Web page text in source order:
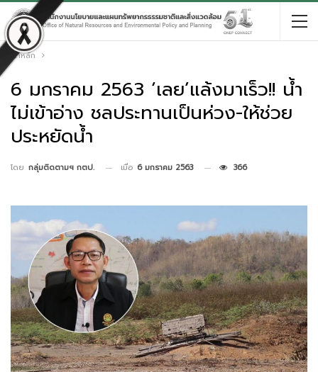
หน้าหลัก
6 มกราคม 2563 ‘เลย’แล้งมาเร็ว!! น้ำ
ไม่เข้าอ่าง ชลประทานเป็นห่วง-ให้ช่วย
ประหยัดน้ำ
โดย กลุ่มติดตามฯ กตป. เมื่อ 6 มกราคม 2563 366